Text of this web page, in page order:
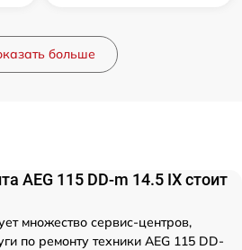
больше
AEG 115 DD-m 14.5 IX стоит
множество сервис-центров,
по ремонту техники AEG 115 DD-